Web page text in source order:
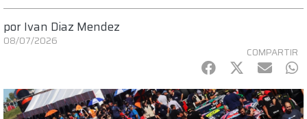
por Ivan Diaz Mendez
08/07/2026
COMPARTIR
Facebook
Twitter
mail